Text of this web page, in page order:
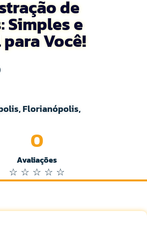
de
Simples e
Você!
Florianópolis,
Avaliações
0
☆ ☆ ☆ ☆ ☆